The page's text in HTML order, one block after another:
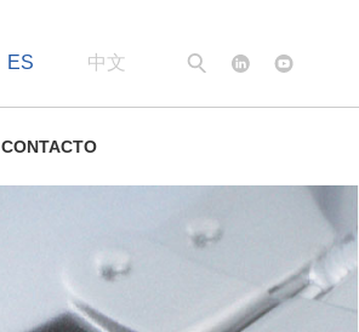
Búsqueda
ES 中文
CONTACTO